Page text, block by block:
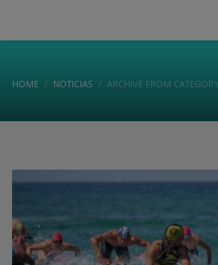
HOME NOTICIAS ARCHIVE FROM